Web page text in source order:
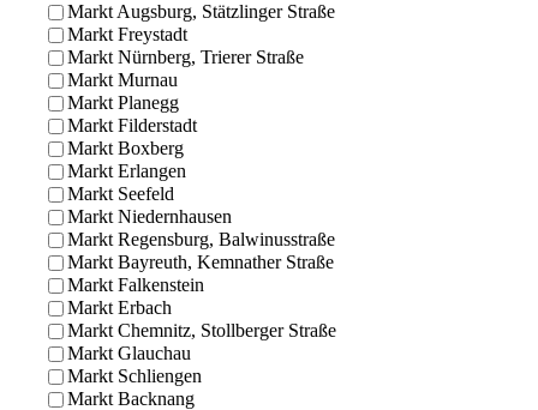
Markt Augsburg, Stätzlinger Straße
Markt Freystadt
Markt Nürnberg, Trierer Straße
Markt Murnau
Markt Planegg
Markt Filderstadt
Markt Boxberg
Markt Erlangen
Markt Seefeld
Markt Niedernhausen
Markt Regensburg, Balwinusstraße
Markt Bayreuth, Kemnather Straße
Markt Falkenstein
Markt Erbach
Markt Chemnitz, Stollberger Straße
Markt Glauchau
Markt Schliengen
Markt Backnang